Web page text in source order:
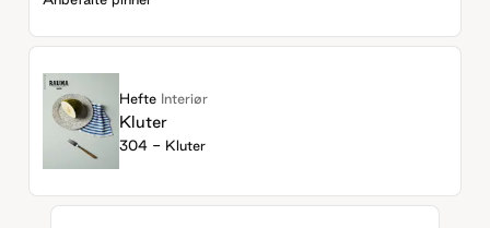
Hefte Interiør
Kluter
304 - Kluter